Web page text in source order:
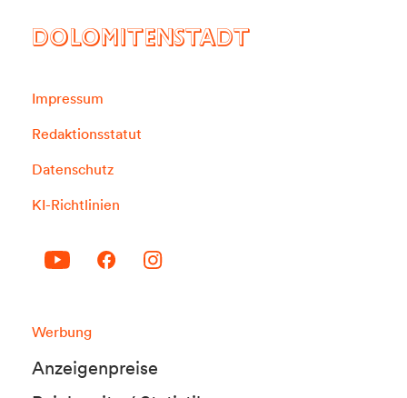
DOLOMITENSTADT
Impressum
Redaktionsstatut
Datenschutz
KI-Richtlinien
Werbung
Anzeigenpreise